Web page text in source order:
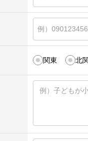
関東 北